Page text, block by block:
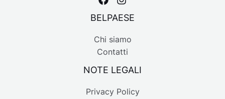
BELPAESE
Chi siamo
Contatti
NOTE LEGALI
Privacy Policy